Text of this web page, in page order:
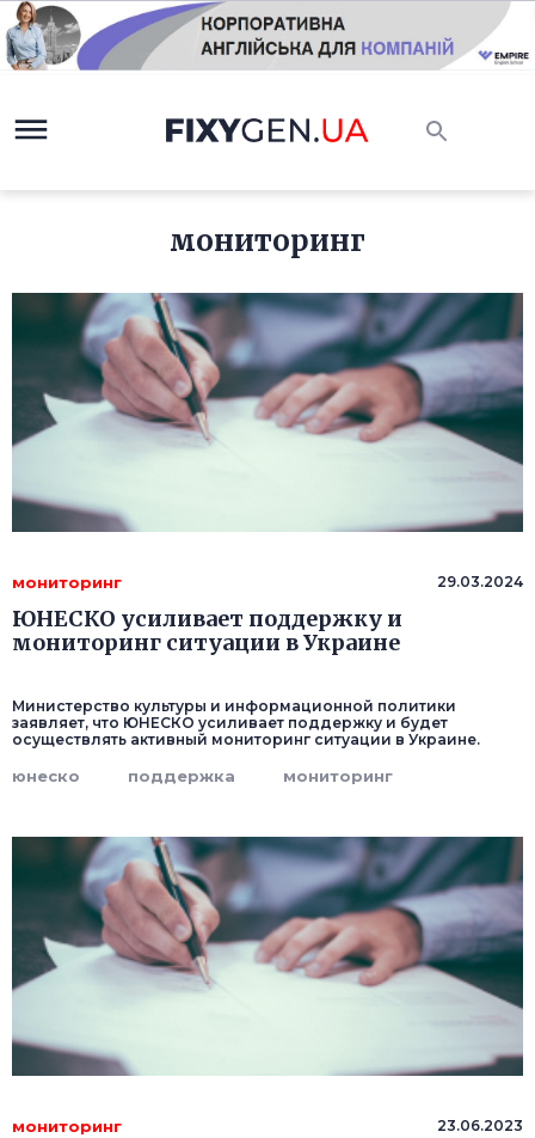
мониторинг
мониторинг 29.03.2024
ЮНЕСКО усиливает поддержку и
мониторинг ситуации в Украине
Министерство культуры и информационной политики
заявляет, что ЮНЕСКО усиливает поддержку и будет
осуществлять активный мониторинг ситуации в Украине.
юнеско поддержка мониторинг
мониторинг 23.06.2023